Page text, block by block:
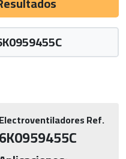
Electroventiladores Ref.
6K0959455C